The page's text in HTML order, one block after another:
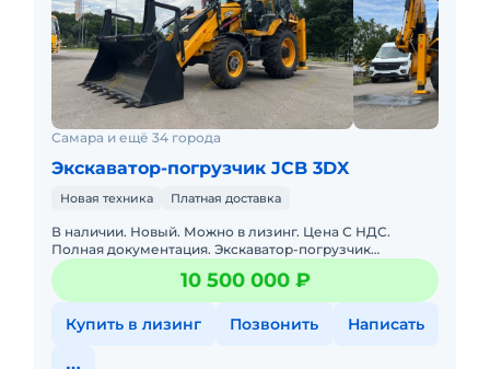
Самара и ещё 34 города
Экскаватор-погрузчик JCB 3DX
Новая техника Платная доставка
В наличии. Новый. Можно в лизинг. Цена С НДС.
Полная документация. Экскаватор-погрузчик
растаможен, все документы готовы. Доставка до базы
или объекта. ООО "Мир10 500 000 ₽
Купить в лизинг Позвонить Написать